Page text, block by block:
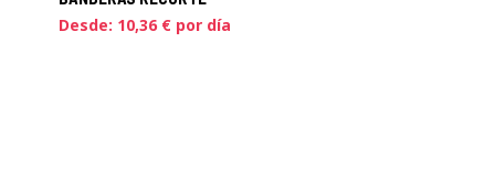
Desde: 10,36 € por día